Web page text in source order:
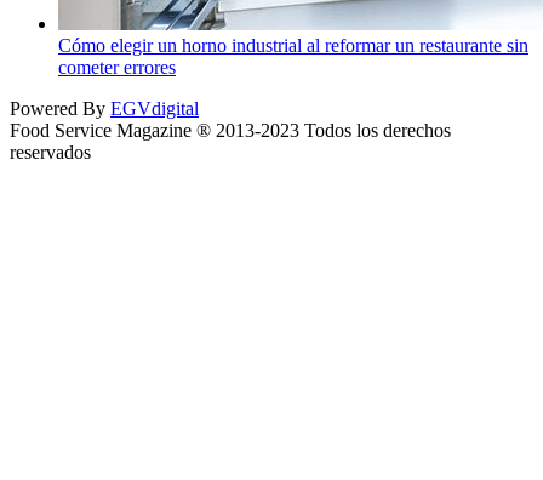
Cómo elegir un horno industrial al reformar un restaurante sin
cometer errores
Powered By EGVdigital
Food Service Magazine ® 2013-2023 Todos los derechos
reservados